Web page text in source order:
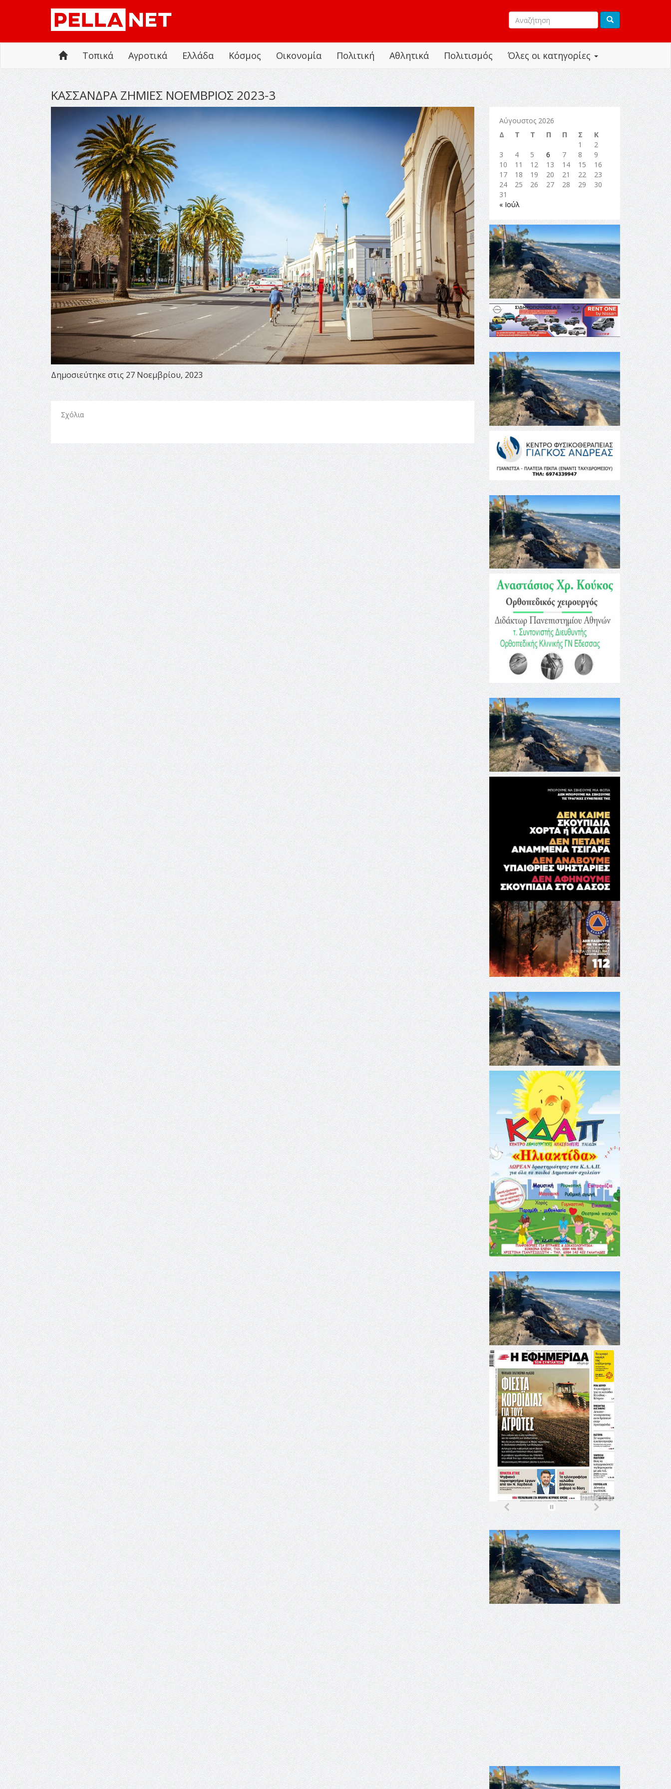
Όλες οι κατηγορίες
Τοπικά Αγροτικά Ελλάδα Κόσμος Οικονομία Πολιτική Αθλητικά Πολιτισμός
ΚΑΣΣΑΝΔΡΑ ΖΗΜΙΕΣ ΝΟΕΜΒΡΙΟΣ 2023-3
Δημοσιεύτηκε στις 27 Νοεμβρίου, 2023
Σχόλια
Αύγουστος 2026
Δ
Τ Τ Π Π Σ
Κ
1
2
3
4 5 6 7 8
9
10
11 12 13 14 15
16
17
18 19 20 21 22
23
24
25 26 27 28 29
30
31
« Ιούλ